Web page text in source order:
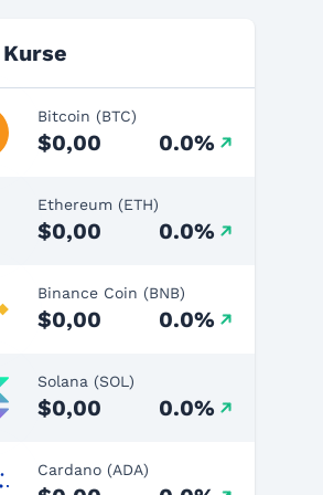
Bitcoin (BTC)
$0,00 0.0%
Ethereum (ETH)
$0,00 0.0%
Binance Coin (BNB)
$0,00 0.0%
Solana (SOL)
$0,00 0.0%
Cardano (ADA)